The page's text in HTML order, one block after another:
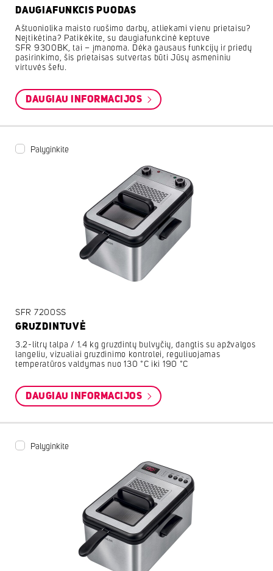
DAUGIAFUNKCIS PUODAS
Aštuoniolika maisto ruošimo darbų, atliekami vienu prietaisu?
Neįtikėtina? Patikėkite, su daugiafunkcinė keptuve
SFR 9300BK, tai – įmanoma. Dėka gausaus funkcijų ir priedų
pasirinkimo, šis prietaisas sutvertas būti Jūsų asmeniniu
virtuvės šefu.
DAUGIAU INFORMACIJOS
Palyginkite
SFR 7200SS
GRUZDINTUVĖ
3.2-litrų talpa / 1.4 kg gruzdintų bulvyčių, dangtis su apžvalgos
langeliu, vizualiai gruzdinimo kontrolei, reguliuojamas
temperatūros valdymas nuo 130 °C iki 190 °C
DAUGIAU INFORMACIJOS
Palyginkite